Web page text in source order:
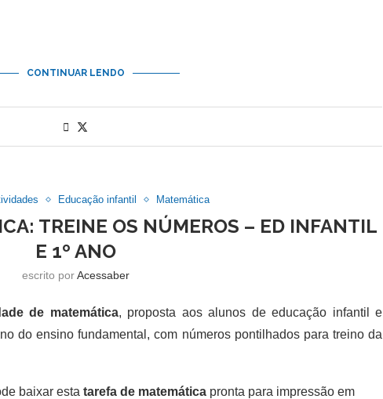
CONTINUAR LENDO
Educação infantil Matemática
TREINE OS NÚMEROS – ED INFANTIL
E 1º ANO
escrito porAcessaber
de matemática, proposta aos alunos de educação infantil e
do ensino fundamental, com números pontilhados para treino da
baixar esta tarefa de matemática pronta para impressão em